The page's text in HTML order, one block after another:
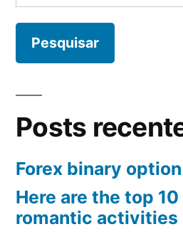
por:
Posts
Forex binary
Here are the top
romantic activities